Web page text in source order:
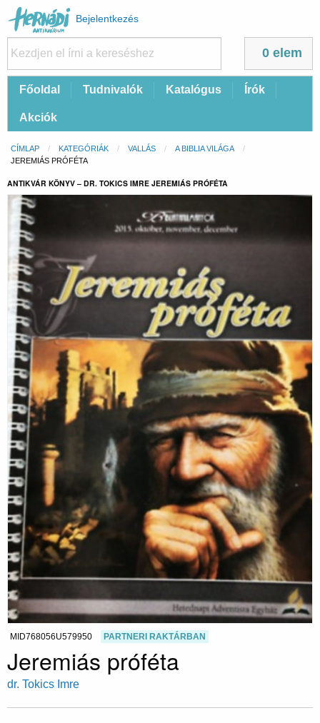
Felhasználói
fiók
menüje
Bejelentkezés
0 elem
FőFőoldal Tudnivalók Katalógus Írók
Akciók
Morzsa
CÍMLAP KATEGÓRIÁK VALLÁS
A BIBLIA VILÁGA
CURRENT:
JEREMIÁS PRÓFÉTA
ANTIKVÁR KÖNYV – DR. TOKICS IMRE JEREMIÁS PRÓFÉTA
MID768056U579950 PARTNERI RAKTÁRBAN
Jeremiás próféta
dr. Tokics Imre